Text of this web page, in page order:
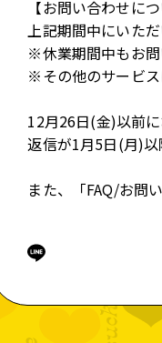
【お問い合わせにつ
上記期間中にいた
※休業期間中もお
※その他のサービ
12月26日(金)以前
返信が1月5日(月)以
また、「FAQ/お問